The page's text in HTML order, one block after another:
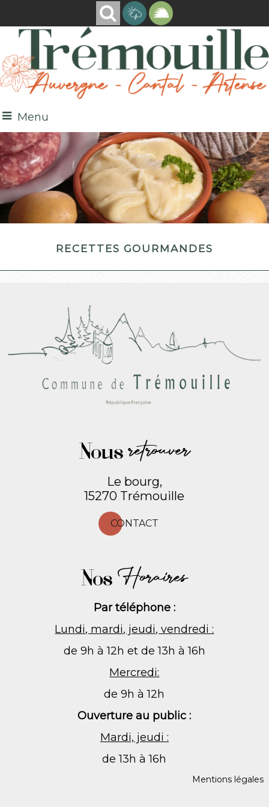
Menu
Recettes gourmandes
Nousretrouver
Le bourg,
15270 Trémouille
CONTACT
NosHoraires
Par téléphone :
Lundi, mardi, jeudi, vendredi :
de 9h à 12h et de 13h à 16h
Mercredi:
de 9h à 12h
Ouverture au public :
Mardi, jeudi :
de 13h à 16h
Mentions légales